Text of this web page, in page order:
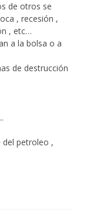
de otros se
, recesión ,
, etc…
a la bolsa o a
de destrucción
del petroleo ,